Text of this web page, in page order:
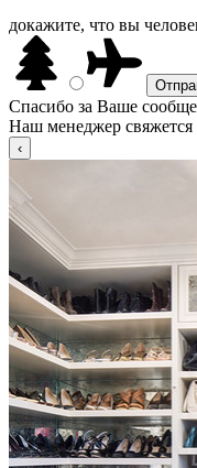
докажите, что вы
Спасибо за Ваше
Наш менеджер